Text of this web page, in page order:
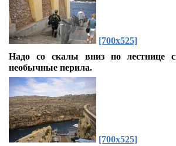
[700x525]
Надо со скалы вниз по лестнице
необычные перила.
[700x525]